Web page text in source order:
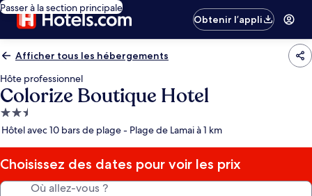
Passer à la section principale
Obtenir l’appli
Afficher tous les hébergements
Hôte professionnel
Colorize Boutique Hotel
Hébergement
2.5 étoiles
Hôtel avec 10 bars de plage - Plage de Lamai à 1 km
Choisissez des dates pour voir les prix
Où allez-vous ?